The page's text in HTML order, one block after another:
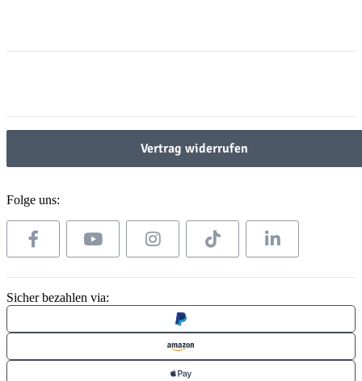
Vertrag widerrufen
Folge uns:
Sicher bezahlen via: